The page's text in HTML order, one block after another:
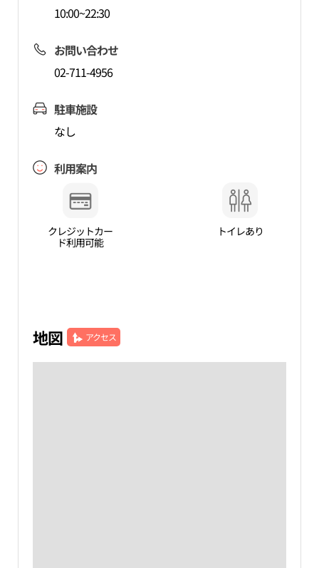
10:00~22:30
お問い合わせ
02-711-4956
駐車施設
なし
利用案内
クレジットカー
ド利用可能
トイレあり
地図 アクセス